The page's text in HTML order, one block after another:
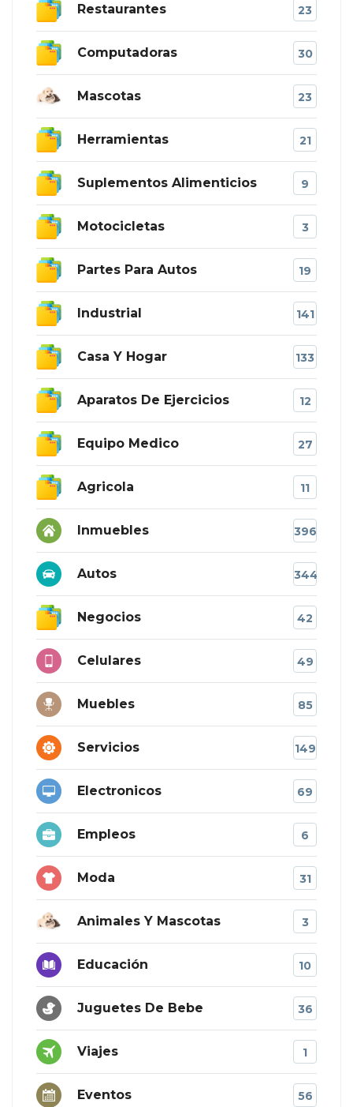
Restaurantes 23
Computadoras 30
Mascotas 23
Herramientas 21
Suplementos Alimenticios 9
Motocicletas 3
Partes Para Autos 19
Industrial 141
Casa Y Hogar 133
Aparatos De Ejercicios 12
Equipo Medico 27
Agricola 11
Inmuebles 396
Autos 344
Negocios 42
Celulares 49
Muebles 85
Servicios 149
Electronicos 69
Empleos 6
Moda 31
Animales Y Mascotas 3
Educación 10
Juguetes De Bebe 36
Viajes 1
Eventos 56